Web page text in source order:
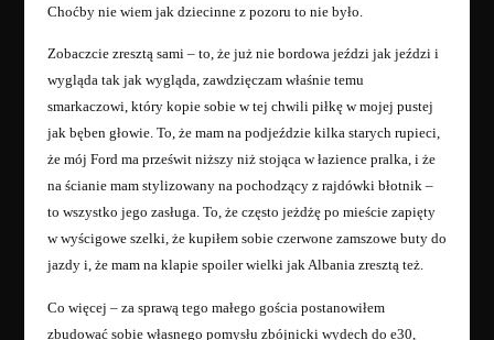
Choćby nie wiem jak dziecinne z pozoru to nie było.
Zobaczcie zresztą sami – to, że już nie bordowa jeździ jak jeździ i
wygląda tak jak wygląda, zawdzięczam właśnie temu
smarkaczowi, który kopie sobie w tej chwili piłkę w mojej pustej
jak bęben głowie. To, że mam na podjeździe kilka starych rupieci,
że mój Ford ma prześwit niższy niż stojąca w łazience pralka, i że
na ścianie mam stylizowany na pochodzący z rajdówki błotnik –
to wszystko jego zasługa. To, że często jeżdżę po mieście zapięty
w wyścigowe szelki, że kupiłem sobie czerwone zamszowe buty do
jazdy i, że mam na klapie spoiler wielki jak Albania zresztą też.
Co więcej – za sprawą tego małego gościa postanowiłem
zbudować sobie własnego pomysłu zbójnicki wydech do e30,